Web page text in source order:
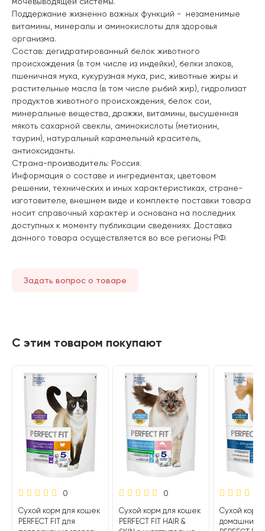
Поддержание жизненно важных функций - незаменимые
витамины, минералы и аминокислоты для здоровья
организма.
Состав: дегидратированный белок животного
происхождения (в том числе из индейки), белки злаков,
пшеничная мука, кукурузная мука, рис, животные жиры и
растительные масла (в том числе рыбий жир), гидролизат
продуктов животного происхождения, белок сои,
минеральные вещества, дрожжи, витамины, высушенная
мякоть сахарной свеклы, аминокислоты (метионин,
таурин), натуральный карамельный краситель,
антиоксиданты.
Страна-производитель: Россия.
Информация о составе и ингредиентах, цветовом
решении, технических и иных характеристиках, стране-
изготовителе, внешнем виде и комплекте поставки товара
носит справочный характер и основана на последних
доступных к моменту публикации сведениях. Доставка
данного товара осуществляется во все регионы РФ.
Задать вопрос о товаре
С этим товаром покупают
0
Сухой корм для кошек
PERFECT FIT для
0
Сухой корм для кошек
PERFECT FIT HAIR &
Сухой корм
домашних